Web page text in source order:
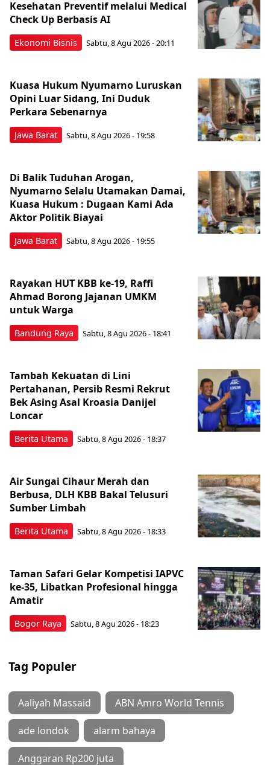
Ekonomi Bisnis
Kesehatan Preventif melalui Medical
Check Up Berbasis AI
Sabtu, 8 Agu 2026 - 20:11
Jawa Barat
Kuasa Hukum Nyumarno Luruskan
Opini Luar Sidang, Ini Duduk
Perkara Sebenarnya ​
Sabtu, 8 Agu 2026 - 19:58
Jawa Barat
Di Balik Tuduhan Arogan,
Nyumarno Selalu Utamakan Damai,
Kuasa Hukum : Dugaan Kami Ada
Aktor Politik Biayai
Sabtu, 8 Agu 2026 - 19:55
Bandung Raya
Rayakan HUT KBB ke-19, Raffi
Ahmad Borong Jajanan UMKM
untuk Warga
Sabtu, 8 Agu 2026 - 18:41
Berita Utama
Tambah Kekuatan di Lini
Pertahanan, Persib Resmi Rekrut
Bek Asing Asal Kroasia Danijel
Loncar
Sabtu, 8 Agu 2026 - 18:37
Berita Utama
Air Sungai Cihaur Merah dan
Berbusa, DLH KBB Bakal Telusuri
Sumber Limbah
Sabtu, 8 Agu 2026 - 18:33
Bogor Raya
Taman Safari Gelar Kompetisi IAPVC
ke-35, Libatkan Profesional hingga
Amatir
Sabtu, 8 Agu 2026 - 18:23
Tag Populer
Aaliyah Massaid ABN Amro World Tennis
ade londok alarm bahaya
Anggaran Rp200 juta